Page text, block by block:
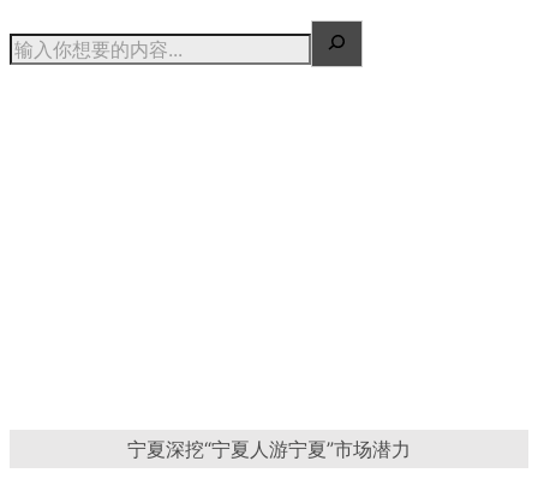
宁夏深挖“宁夏人游宁夏”市场潜力